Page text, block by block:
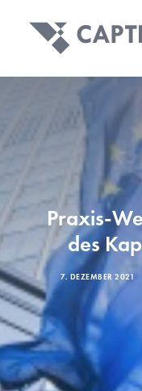
Praxis-
des
7. DEZEMBER 2021